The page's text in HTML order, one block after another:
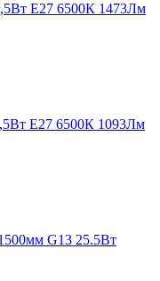
Е27 6500К 1473Лм
Е27 6500К 1093Лм
G13 25.5Вт